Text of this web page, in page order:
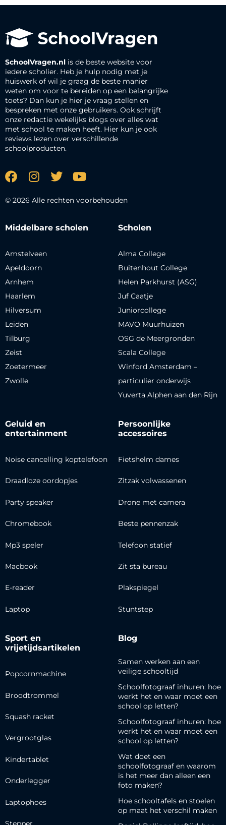
SchoolVragen.nl is de beste website voor
iedere scholier. Heb je hulp nodig met je
huiswerk of wil je graag de beste manier
weten om voor te bereiden op een belangrijke
toets? Dan kun je hier je vraag stellen en
bespreken met onze gebruikers. Ook schrijft
onze redactie wekelijks blogs over alles wat
met school te maken heeft. Hier kun je ook
reviews lezen over verschillende
schoolproducten.
© 2026 Alle rechten voorbehouden
Middelbare scholen
Amstelveen
Apeldoorn
Arnhem
Haarlem
Hilversum
Leiden
Tilburg
Zeist
Zoetermeer
Zwolle
Scholen
Alma College
Buitenhout College
Helen Parkhurst (ASG)
Juf Caatje
Juniorcollege
MAVO Muurhuizen
OSG de Meergronden
Scala College
Winford Amsterdam –
particulier onderwijs
Yuverta Alphen aan den Rijn
Geluid en
entertainment
Noise cancelling koptelefoon
Draadloze oordopjes
Party speaker
Chromebook
Mp3 speler
Macbook
E-reader
Laptop
Persoonlijke
accessoires
Fietshelm dames
Zitzak volwassenen
Drone met camera
Beste pennenzak
Telefoon statief
Zit sta bureau
Plakspiegel
Stuntstep
Sport en
vrijetijdsartikelen
Popcornmachine
Broodtrommel
Squash racket
Vergrootglas
Kindertablet
Onderlegger
Laptophoes
Blog
Samen werken aan een
veilige schooltijd
Schoolfotograaf inhuren: hoe
werkt het en waar moet een
school op letten?
Schoolfotograaf inhuren: hoe
werkt het en waar moet een
school op letten?
Wat doet een
schoolfotograaf en waarom
is het meer dan alleen een
foto maken?
Hoe schooltafels en stoelen
op maat het verschil maken